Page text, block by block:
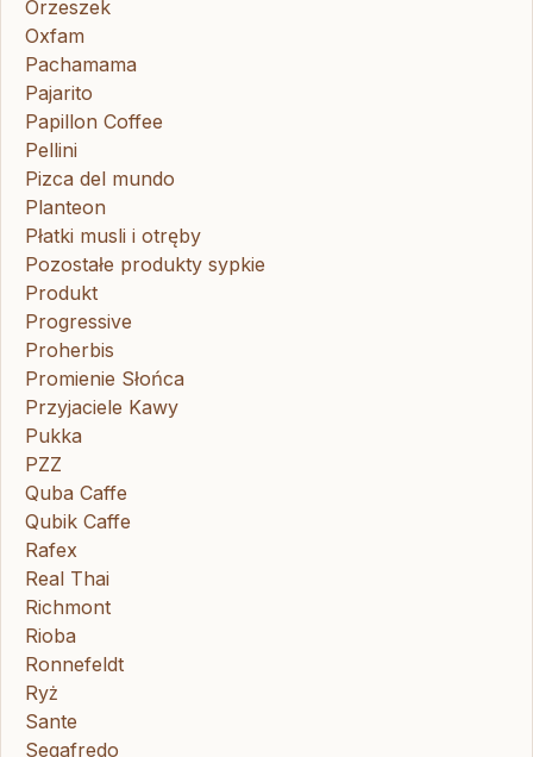
Orzeszek
Oxfam
Pachamama
Pajarito
Papillon Coffee
Pellini
Pizca del mundo
Planteon
Płatki musli i otręby
Pozostałe produkty sypkie
Produkt
Progressive
Proherbis
Promienie Słońca
Przyjaciele Kawy
Pukka
PZZ
Quba Caffe
Qubik Caffe
Rafex
Real Thai
Richmont
Rioba
Ronnefeldt
Ryż
Sante
Segafredo